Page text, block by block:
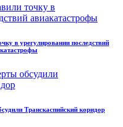
в урегулировании последствий
Транскаспийский коридор